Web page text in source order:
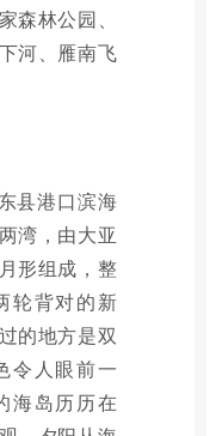
森林公园、
河、雁南飞
县港口滨海
湾，由大亚
形组成，整
轮背对的新
的地方是双
令人眼前一
海岛历历在